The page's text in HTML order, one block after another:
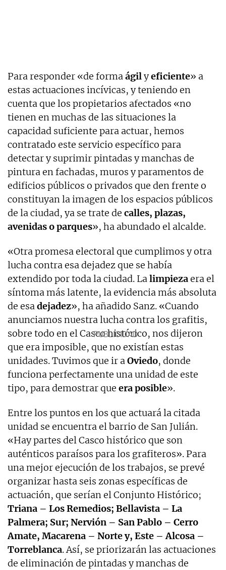
Para responder «de formaágilyeficiente» a
estas actuaciones incívicas, y teniendo en
cuenta que los propietarios afectados «no
tienen en muchas de las situaciones la
capacidad suficiente para actuar, hemos
contratado este servicio específico para
detectar y suprimir pintadas y manchas de
pintura en fachadas, muros y paramentos de
edificios públicos o privados que den frente o
constituyan la imagen de los espacios públicos
de la ciudad, ya se trate de calles, plazas,
avenidas o parques», ha abundado el alcalde.
«Otra promesa electoral que cumplimos y otra
lucha contra esa dejadez que se había
extendido por toda la ciudad. Lalimpiezaera el
síntoma más latente, la evidencia más absoluta
de esadejadez», ha añadido Sanz. «Cuando
anunciamos nuestra lucha contra los grafitis,
sobre todo en el Casco histórico, nos dijeron
que era imposible, que no existían estas
unidades. Tuvimos que ir aOviedo, donde
funciona perfectamente una unidad de este
tipo, para demostrar que era posible».
Entre los puntos en los que actuará la citada
unidad se encuentra el barrio de San Julián.
«Hay partes del Casco histórico que son
auténticos paraísos para los grafiteros». Para
una mejor ejecución de los trabajos, se prevé
organizar hasta seis zonas específicas de
actuación, que serían el Conjunto Histórico;
Triana – Los Remedios; Bellavista – La
Palmera; Sur; Nervión – San Pablo – Cerro
Amate, Macarena – Norte y, Este – Alcosa –
Torreblanca. Así, se priorizarán las actuaciones
de eliminación de pintadas y manchas de